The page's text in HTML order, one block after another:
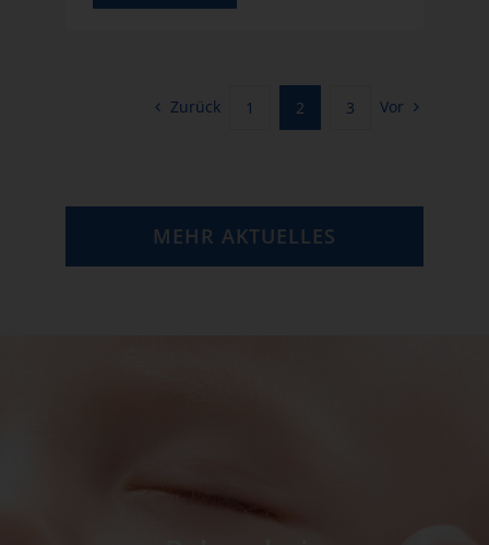
Zurück 1 2 3 Vor
MEHR AKTUELLES